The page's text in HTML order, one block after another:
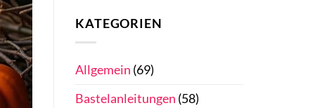
KATEGORIEN
Allgemein (69)
Bastelanleitungen (58)